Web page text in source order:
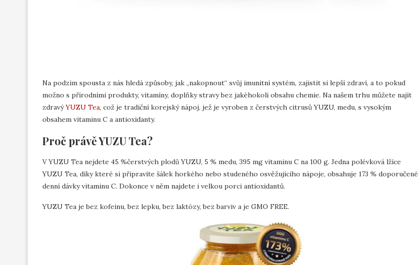
Na podzim spousta z nás hledá způsoby, jak „nakopnout“ svůj imunitní systém, zajistit si lepší zdraví, a to pokud
možno s přírodními produkty, vitamíny, doplňky stravy bez jakéhokoli obsahu chemie. Na našem trhu můžete najít
zdravýYUZU Tea, což je tradiční korejský nápoj, jež je vyroben z čerstvých citrusů YUZU, medu, s vysokým
obsahem vitaminu C a antioxidanty.
Proč právě YUZU Tea?
V YUZU Tea nejdete 45 %čerstvých plodů YUZU, 5 % medu, 395 mg vitaminu C na 100 g. Jedna polévková lžíce
YUZU Tea, díky které si připravíte šálek horkého nebo studeného osvěžujícího nápoje, obsahuje 173 % doporučené
denní dávky vitaminu C. Dokonce v něm najdete i velkou porci antioxidantů.
YUZU Tea je bez kofeinu, bez lepku, bez laktózy, bez barviv a je GMO FREE.